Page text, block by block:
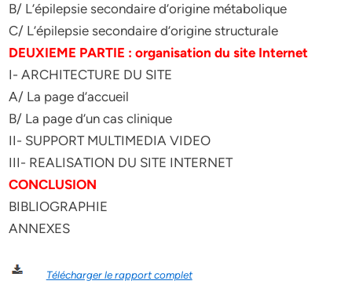
B/ L’épilepsie secondaire d’origine métabolique
C/ L’épilepsie secondaire d’origine structurale
DEUXIEME PARTIE : organisation du site Internet
I- ARCHITECTURE DU SITE
A/ La page d’accueil
B/ La page d’un cas clinique
II- SUPPORT MULTIMEDIA VIDEO
III- REALISATION DU SITE INTERNET
CONCLUSION
BIBLIOGRAPHIE
ANNEXES
Télécharger le rapport complet